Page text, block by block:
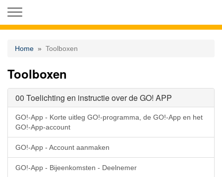
Home Toolboxen
Toolboxen
00 Toelichting en instructie over de GO! APP
GO!-App - Korte uitleg GO!-programma, de GO!-App en het
GO!-App-account
GO!-App - Account aanmaken
GO!-App - Bijeenkomsten - Deelnemer